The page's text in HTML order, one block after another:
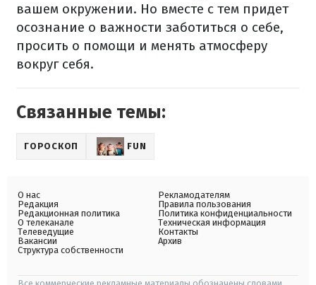
вашем окружении. Но вместе с тем придет
осознание о важности заботиться о себе,
просить о помощи и менять атмосферу
вокруг себя.
Связанные темы:
ГОРОСКОП FUN
О нас
Редакция
Редакционная политика
О телеканале
Телеведущие
Вакансии
Структура собственности
Рекламодателям
Правила пользования
Политика конфиденциальности
Техническая информация
Контакты
Архив